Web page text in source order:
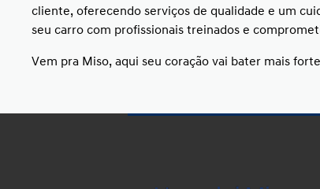
cliente, oferecendo serviços de qualidade e um
seu carro com profissionais treinados e
Vem pra Miso, aqui seu coração vai bater mais